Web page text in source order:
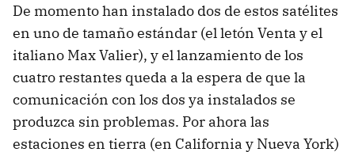
De momento han instalado dos de estos satélites
en uno de tamaño estándar (el letón Venta y el
italiano Max Valier), y el lanzamiento de los
cuatro restantes queda a la espera de que la
comunicación con los dos ya instalados se
produzca sin problemas. Por ahora las
estaciones en tierra (en California y Nueva York)